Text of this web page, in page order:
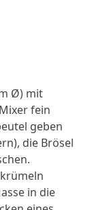
Ø) mit
fein
geben
die Brösel
in die